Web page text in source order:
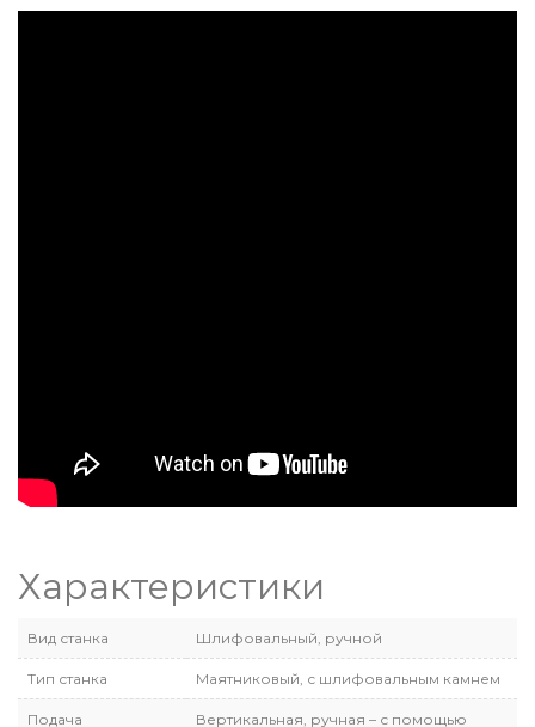
Характеристики
Вид станка Шлифовальный, ручной
Тип станка Маятниковый, с шлифовальным камнем
Подача Вертикальная, ручная – с помощью